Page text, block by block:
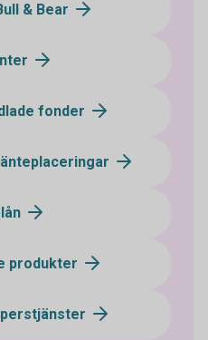
& Bear
fonder
produkter